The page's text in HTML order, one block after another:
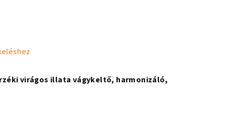
virágos illata vágykeltő, harmonizáló,